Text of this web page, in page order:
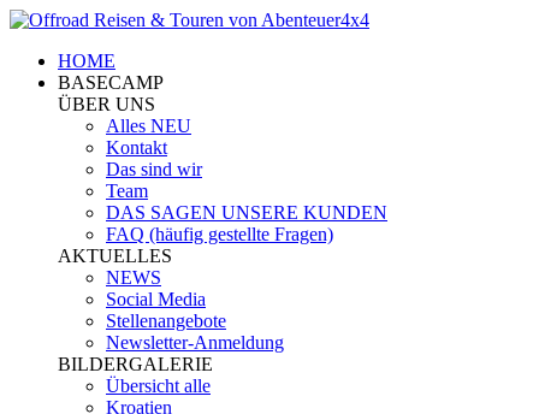
HOME
BASECAMP
ÜBER UNS
Alles NEU
Kontakt
Das sind wir
Team
DAS SAGEN UNSERE KUNDEN
FAQ (häufig gestellte Fragen)
AKTUELLES
NEWS
Social Media
Stellenangebote
Newsletter-Anmeldung
BILDERGALERIE
Übersicht alle
Kroatien